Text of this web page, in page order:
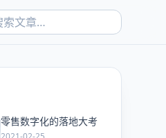
零售数字化的落地大考